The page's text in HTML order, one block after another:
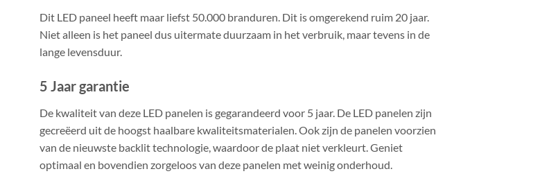
Dit LED paneel heeft maar liefst 50.000 branduren. Dit is omgerekend ruim 20 jaar.
Niet alleen is het paneel dus uitermate duurzaam in het verbruik, maar tevens in de
lange levensduur.
5 Jaar garantie
De kwaliteit van deze LED panelen is gegarandeerd voor 5 jaar. De LED panelen zijn
gecreëerd uit de hoogst haalbare kwaliteitsmaterialen. Ook zijn de panelen voorzien
van de nieuwste backlit technologie, waardoor de plaat niet verkleurt. Geniet
optimaal en bovendien zorgeloos van deze panelen met weinig onderhoud.